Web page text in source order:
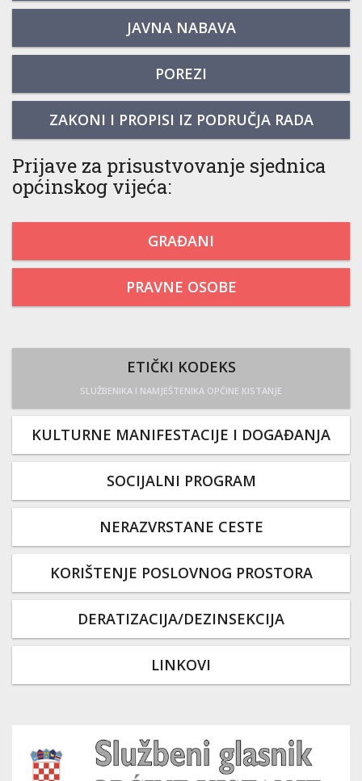
JAVNA NABAVA
POREZI
ZAKONI I PROPISI IZ PODRUČJA RADA
Prijave za prisustvovanje sjednica
općinskog vijeća:
GRAĐANI
PRAVNE OSOBE
ETIČKI KODEKS
SLUŽBENIKA I NAMJEŠTENIKA OPĆINE KISTANJE
KULTURNE MANIFESTACIJE I DOGAĐANJA
SOCIJALNI PROGRAM
NERAZVRSTANE CESTE
KORIŠTENJE POSLOVNOG PROSTORA
DERATIZACIJA/DEZINSEKCIJA
LINKOVI